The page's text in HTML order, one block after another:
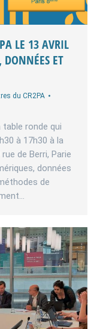
LE 13 AVRIL
ET
du CR2PA
table ronde qui
à 17h30 à la
de Berri, Parie
données
de